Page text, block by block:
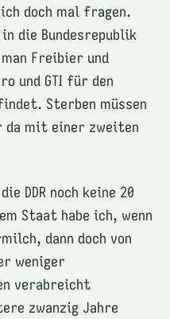
doch mal fragen.
die Bundesrepublik
Freibier und
und GTI für den
Sterben müssen
da mit einer zweiten
DDR noch keine 20
Staat habe ich, wenn
dann doch von
weniger
verabreicht
zwanzig Jahre